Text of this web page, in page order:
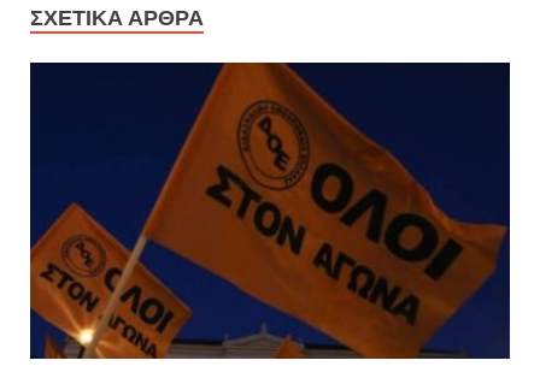
ΣΧΕΤΙΚΆ ΆΡΘΡΑ